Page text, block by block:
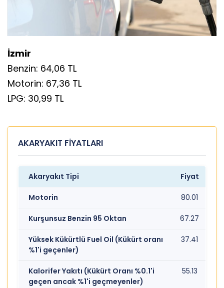
İzmir
Benzin: 64,06 TL
Motorin: 67,36 TL
LPG: 30,99 TL
AKARYAKIT FİYATLARI
Akaryakıt Tipi Fiyat
Motorin 80.01
Kurşunsuz Benzin 95 Oktan 67.27
Yüksek Kükürtlü Fuel Oil (Kükürt oranı
%1'i geçenler)
37.41
Kalorifer Yakıtı (Kükürt Oranı %0.1'i
geçen ancak %1'i geçmeyenler)
55.13